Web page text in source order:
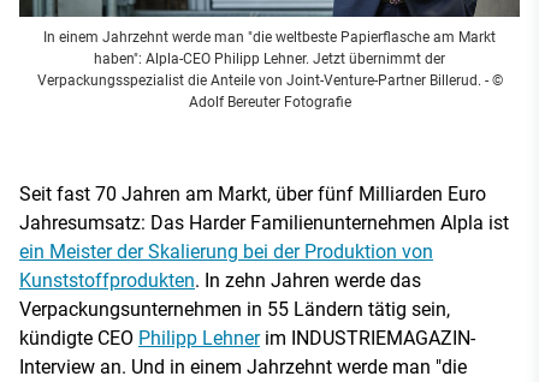
In einem Jahrzehnt werde man "die weltbeste Papierflasche am Markt
haben": Alpla-CEO Philipp Lehner. Jetzt übernimmt der
Verpackungsspezialist die Anteile von Joint-Venture-Partner Billerud. - ©
Adolf Bereuter Fotografie
Seit fast 70 Jahren am Markt, über fünf Milliarden Euro
Jahresumsatz: Das Harder Familienunternehmen Alpla ist
ein Meister der Skalierung bei der Produktion von
Kunststoffprodukten. In zehn Jahren werde das
Verpackungsunternehmen in 55 Ländern tätig sein,
kündigte CEO Philipp Lehnerim INDUSTRIEMAGAZIN-
Interview an. Und in einem Jahrzehnt werde man "die